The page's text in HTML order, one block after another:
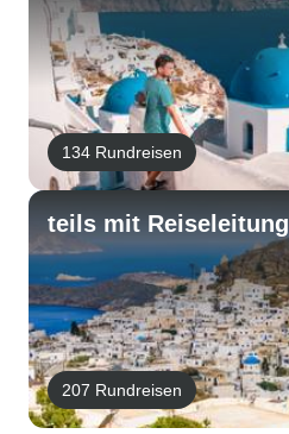
134 Rundreisen
teils mit Reiseleitung
207 Rundreisen